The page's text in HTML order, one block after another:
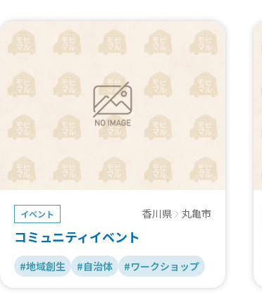
ちしております。
イベント 香川県 丸亀市
コミュニティイベント
#地域創生 #自治体 #ワークショップ